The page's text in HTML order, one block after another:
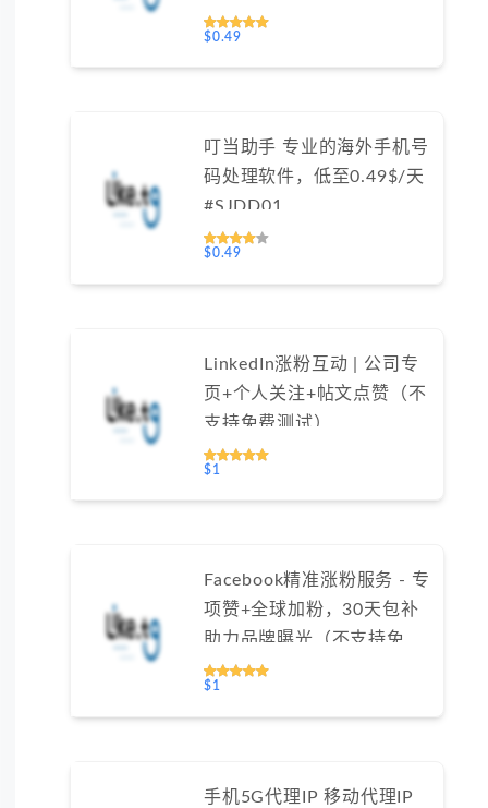
$0.49
叮当助手 专业的海外手机号
码处理软件，低至0.49$/天
#SJDD01
$0.49
LinkedIn涨粉互动 | 公司专
页+个人关注+帖文点赞（不
支持免费测试）
$1
Facebook精准涨粉服务 - 专
项赞+全球加粉，30天包补
助力品牌曝光（不支持免费
测试）
$1
手机5G代理IP 移动代理IP